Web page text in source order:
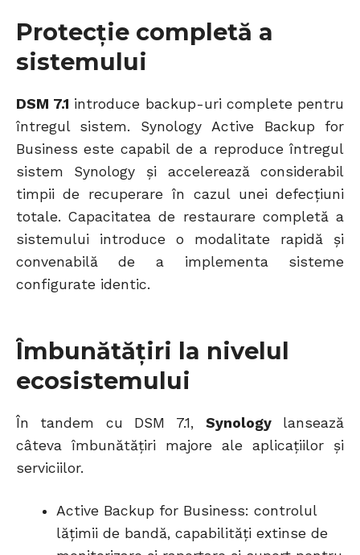
Protecție completă a
sistemului
DSM 7.1 introduce backup-uri complete pentru
întregul sistem. Synology Active Backup for
Business este capabil de a reproduce întregul
sistem Synology și accelerează considerabil
timpii de recuperare în cazul unei defecțiuni
totale. Capacitatea de restaurare completă a
sistemului introduce o modalitate rapidă și
convenabilă de a implementa sisteme
configurate identic.
Îmbunătățiri la nivelul
ecosistemului
În tandem cu DSM 7.1, Synologylansează
câteva îmbunătățiri majore ale aplicațiilor și
serviciilor.
Active Backup for Business: controlul
lățimii de bandă, capabilități extinse de